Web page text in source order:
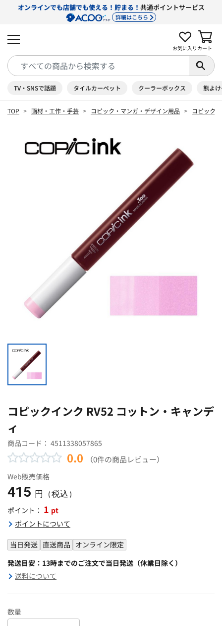
オンラインでも店舗でも使える！貯まる！ 共通ポイントサービス
詳細はこちら
お気に入り カート
TV・SNSで話題 タイルカーペット クーラーボックス 熊よ
TOP 画材・工作・手芸 コピック・マンガ・デザイン用品 コピック
コピックインク RV52 コットン・キャンデ
ィ
商品コード： 4511338057865
0.0 （0件の商品レビュー）
Web販売価格
415 円（税込）
ポイント： 1 pt
ポイントについて
当日発送 直送商品 オンライン限定
発送目安：13時までのご注文で当日発送（休業日除く）
送料について
数量